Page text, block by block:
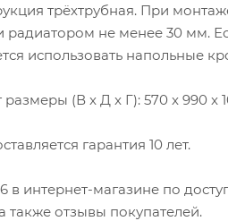
трёхтрубная. При
не менее 30 мм.
использовать напольные
размеры (В x Д x Г): 570 x 990 x
гарантия 10 лет.
в интернет-магазине по
также отзывы покупателей.